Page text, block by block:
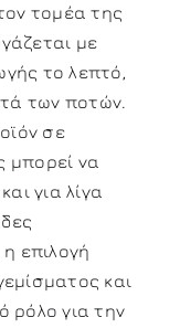
τομέα της
με
το λεπτό,
των ποτών.
σε
μπορεί να
για λίγα
επιλογή
και
ρόλο για την